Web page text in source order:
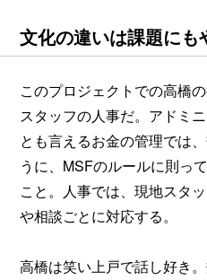
文化の違いは課題にも
このプロジェクトでの高橋
スタッフの人事だ。アドミ
とも言えるお金の管理では
うに、MSFのルールに則っ
こと。人事では、現地スタ
や相談ごとに対応する。
高橋は笑い上戸で話し好き